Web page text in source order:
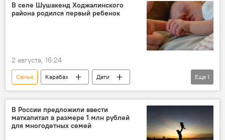
В селе Шушакенд Ходжалинского
района родился первый ребенок
2 августа, 16:24
Семья Карабах
Дети
освобожденные территории
Еще 1
В России предложили ввести
маткапитал в размере 1 млн рублей
для многодетных семей